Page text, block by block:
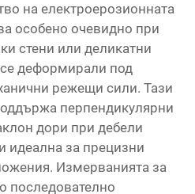
на електроерозионната
особено очевидно при
стени или деликатни
деформирали под
режещи сили. Тази
перпендикулярни
дори при дебели
идеална за прецизни
Измерванията за
последователно